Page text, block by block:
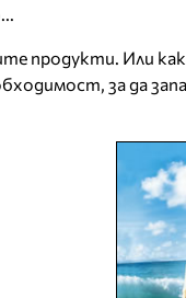
продукти. Или
за да